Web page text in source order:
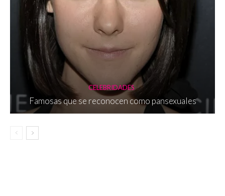
CELEBRIDADES
Famosas que se reconocen como pansexuales